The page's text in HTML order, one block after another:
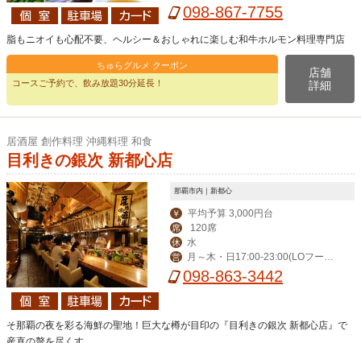
4:00（LO 23:00）,祝日17:00-24:00
098-867-7755
脂もニオイも心配不要、ヘルシー＆おしゃれに楽しむ和牛ホルモン料理専門店
ちゅらグルメ クーポン
コースご予約で、飲み放題30分延長！
店舗
詳細
居酒屋 創作料理 沖縄料理 和食
目利きの銀次 新都心店
那覇市内｜新都心
￥ 平均予算 3,000円台
席 120席
休 水
営
月～木・日17:00-23:00(LOフード
22:00/ドリンク22:30)、金・土17:00-
098-863-3442
そ那覇の夜を彩る海鮮の聖地！巨大な樽が目印の『目利きの銀次 新都心店』で